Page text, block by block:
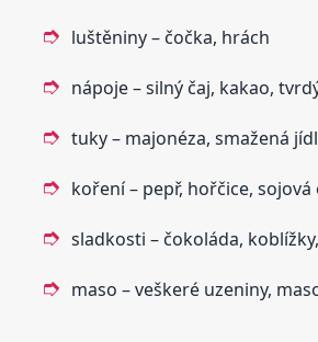
luštěniny – čočka, hrách
nápoje – silný čaj, kakao,
tuky – majonéza, smažená
koření – pepř, hořčice,
sladkosti – čokoláda,
maso – veškeré uzeniny,